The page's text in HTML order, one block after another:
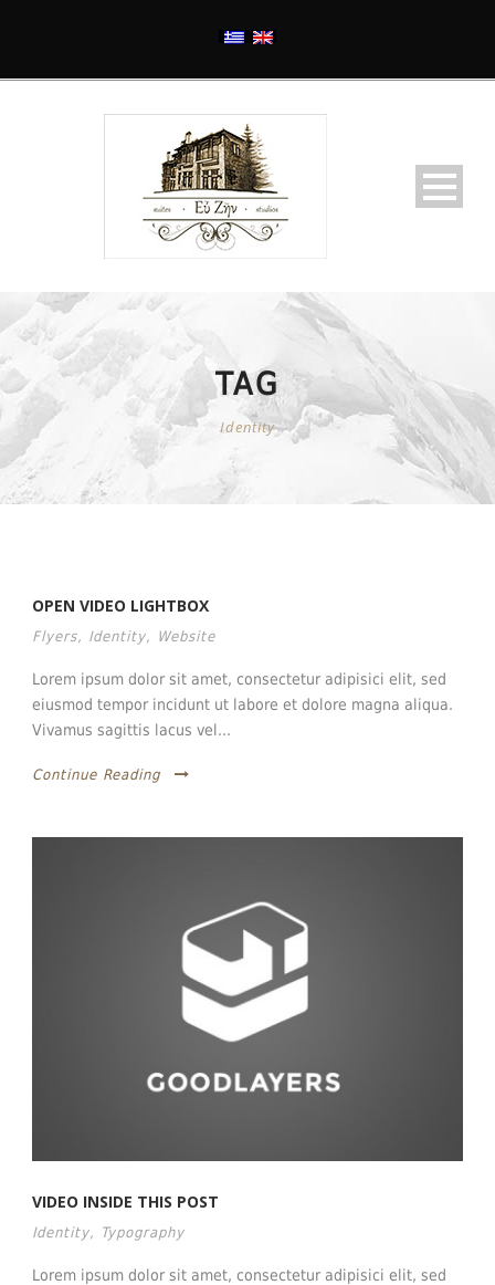
TAG
Identity
OPEN VIDEO LIGHTBOX
Flyers, Identity, Website
Lorem ipsum dolor sit amet, consectetur adipisici elit, sed
eiusmod tempor incidunt ut labore et dolore magna aliqua.
Vivamus sagittis lacus vel...
Continue Reading
VIDEO INSIDE THIS POST
Identity, Typography
Lorem ipsum dolor sit amet, consectetur adipisici elit, sed